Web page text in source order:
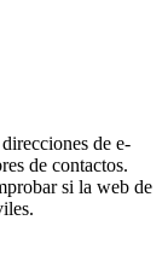
de e-
de contactos.
si la web de